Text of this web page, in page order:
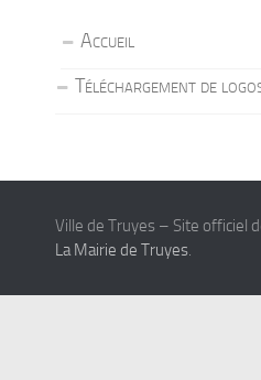
Accueil
Téléchargement de
Ville de Truyes – Site officiel
La Mairie de Truyes.